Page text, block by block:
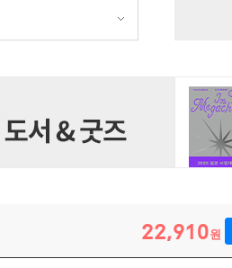
22,910원